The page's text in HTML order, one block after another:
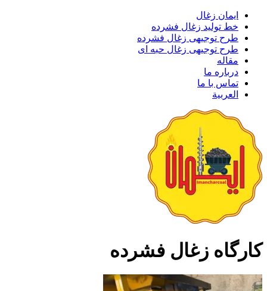
ایمان زغال
خط تولید زغال فشرده
طرح توجیهی زغال فشرده
طرح توجیهی زغال حبه ای
مقاله
درباره ما
تماس با ما
العربية
کارگاه زغال فشرده